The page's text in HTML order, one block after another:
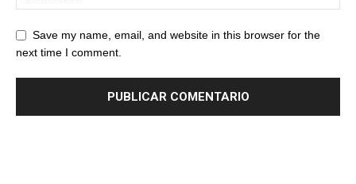
Save my name, email, and website in this browser for the
next time I comment.